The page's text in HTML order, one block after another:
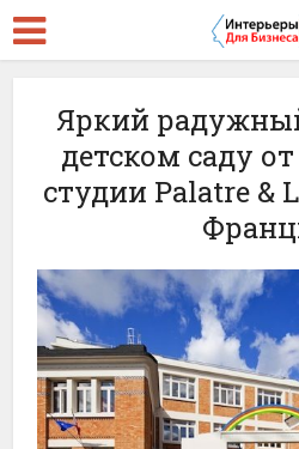
Яркий
детском саду
студии Palatre &